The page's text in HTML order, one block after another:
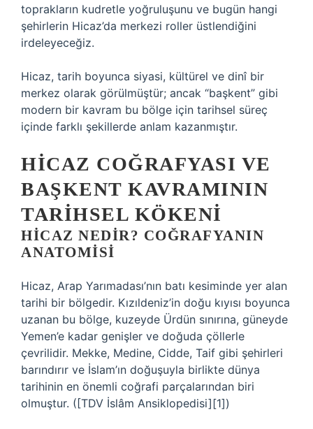
toprakların kudretle yoğruluşunu ve bugün hangi
şehirlerin Hicaz’da merkezi roller üstlendiğini
irdeleyeceğiz.
Hicaz, tarih boyunca siyasi, kültürel ve dinî bir
merkez olarak görülmüştür; ancak “başkent” gibi
modern bir kavram bu bölge için tarihsel süreç
içinde farklı şekillerde anlam kazanmıştır.
HICAZ COĞRAFYASI VE
BAŞKENT KAVRAMININ
TARIHSEL KÖKENI
HICAZ NEDIR? COĞRAFYANIN
ANATOMISI
Hicaz, Arap Yarımadası’nın batı kesiminde yer alan
tarihi bir bölgedir. Kızıldeniz’in doğu kıyısı boyunca
uzanan bu bölge, kuzeyde Ürdün sınırına, güneyde
Yemen’e kadar genişler ve doğuda çöllerle
çevrilidir. Mekke, Medine, Cidde, Taif gibi şehirleri
barındırır ve İslam’ın doğuşuyla birlikte dünya
tarihinin en önemli coğrafi parçalarından biri
olmuştur. ([TDV İslâm Ansiklopedisi][1])